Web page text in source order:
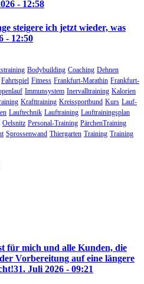
- 12:58
steigere ich jetzt wieder, was
- 12:50
Bodybuilding Coaching Dehnen
Fahrtspiel Fitness Frankfurt-Marathin Frankfurt-
Immunsystem Inervalltraining Kalorien
Krafttraining Kreissportbund Kurs Lauf-
Lauftechnik Lauftraining Lauftrainingsplan
Oelsnitz Personal-Training PärchenTraining
Sprossenwand Thiergarten Training Training
für mich und alle Kunden, die
Vorbereitung auf eine längere
31. Juli 2026 - 09:21